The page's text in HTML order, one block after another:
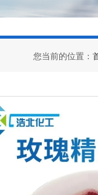
您当前的位置：